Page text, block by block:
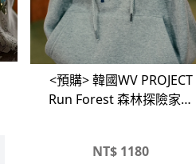
<預購> 韓國WV PROJECT
Run Forest 森林探險家刷
NT$ 1180